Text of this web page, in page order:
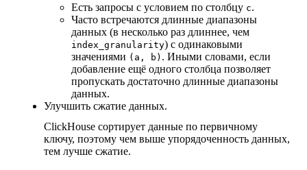
Есть запросы с условием по столбцу c.
Часто встречаются длинные диапазоны
данных (в несколько раз длиннее, чем
index_granularity) с одинаковыми
значениями (a, b) . Иными словами, если
добавление ещё одного столбца позволяет
пропускать достаточно длинные диапазоны
данных.
Улучшить сжатие данных.
ClickHouse сортирует данные по первичному
ключу, поэтому чем выше упорядоченность данных,
тем лучше сжатие.